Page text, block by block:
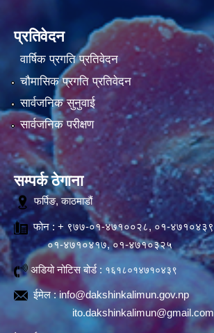
प्रतिवेदन
वार्षिक प्रगति प्रतिवेदन
चौमासिक प्रगति प्रतिवेदन
सार्वजनिक सुनुवाई
सार्वजनिक परीक्षण
सम्पर्क ठेगाना
फर्पिङ, काठमाडौं
फोन : + ९७७-०१-४७१००२८, ०१-४७१०४३९
०१-४७१०४१७, ०१-४७१०३२५
अडियो नोटिस बोर्ड : १६१८०१४७१०४३९
ईमेल :info@dakshinkalimun.gov.np
ito.dakshinkalimun@gmail.com